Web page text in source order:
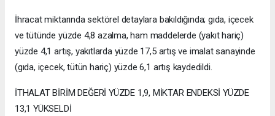
İhracat miktarında sektörel detaylara bakıldığında; gıda, içecek
ve tütünde yüzde 4,8 azalma, ham maddelerde (yakıt hariç)
yüzde 4,1 artış, yakıtlarda yüzde 17,5 artış ve imalat sanayinde
(gıda, içecek, tütün hariç) yüzde 6,1 artış kaydedildi.
İTHALAT BİRİM DEĞERİ YÜZDE 1,9, MİKTAR ENDEKSİ YÜZDE
13,1 YÜKSELDİ